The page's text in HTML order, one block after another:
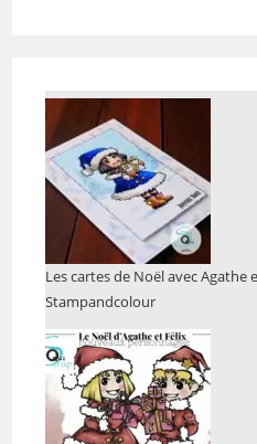
Les cartes de Noël avec Agathe
Stampandcolour